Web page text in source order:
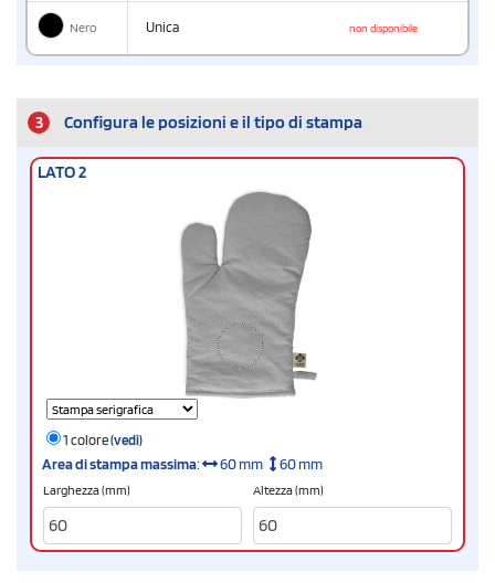
Nero Unica non disponibile
3 Configura le posizioni e il tipo di stampa
LATO 2
1 colore(vedi)
Area di stampa massima: 60 mm 60 mm
Larghezza (mm) Altezza (mm)